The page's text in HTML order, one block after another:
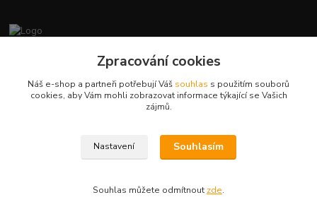
+420412384749
Zpracování cookies
Náš e-shop a partneři potřebují Váš souhlas s použitím souborů
cookies, aby Vám mohli zobrazovat informace týkající se Vašich
zájmů.
Nastavení Souhlasím
Souhlas můžete odmítnout zde.